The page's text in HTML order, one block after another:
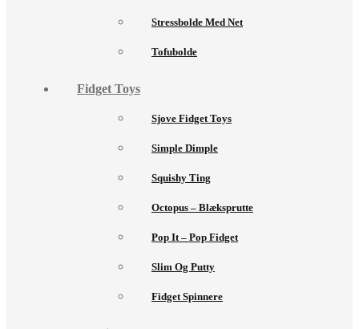
Stressbolde Med Net
Tofubolde
Fidget Toys
Sjove Fidget Toys
Simple Dimple
Squishy Ting
Octopus – Blæksprutte
Pop It – Pop Fidget
Slim Og Putty
Fidget Spinnere